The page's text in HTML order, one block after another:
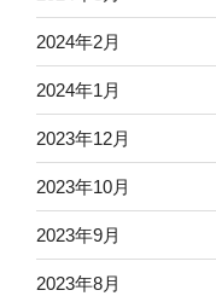
2024年2月
2024年1月
2023年12月
2023年10月
2023年9月
2023年8月